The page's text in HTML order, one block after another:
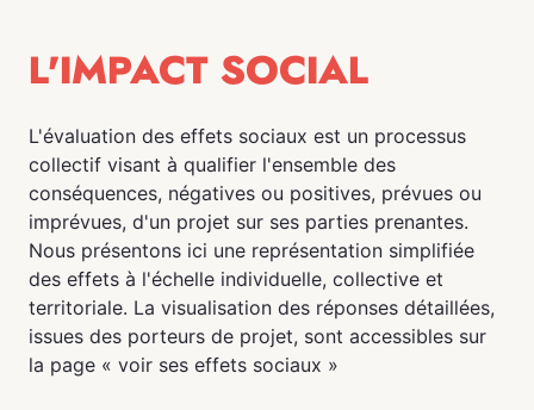
L'IMPACT SOCIAL
L'évaluation des effets sociaux est un processus
collectif visant à qualifier l'ensemble des
conséquences, négatives ou positives, prévues ou
imprévues, d'un projet sur ses parties prenantes.
Nous présentons ici une représentation simplifiée
des effets à l'échelle individuelle, collective et
territoriale. La visualisation des réponses détaillées,
issues des porteurs de projet, sont accessibles sur
la page « voir ses effets sociaux »